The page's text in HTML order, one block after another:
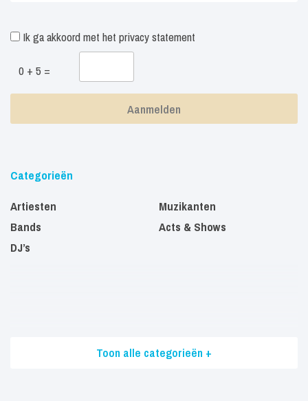
Ik ga akkoord met het privacy statement
0 + 5 =
Categorieën
Artiesten
Bands
DJ’s
Muzikanten
Acts & Shows
Toon alle categorieën +